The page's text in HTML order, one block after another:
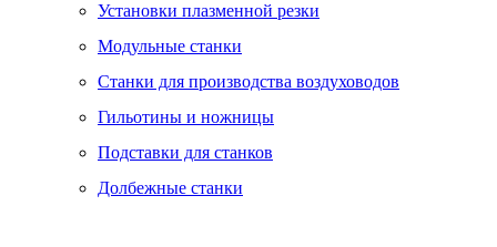
Установки плазменной резки
Модульные станки
Станки для производства воздуховодов
Гильотины и ножницы
Подставки для станков
Долбежные станки